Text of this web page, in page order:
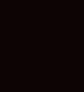
AF-S Nikkor в г. Санкт-